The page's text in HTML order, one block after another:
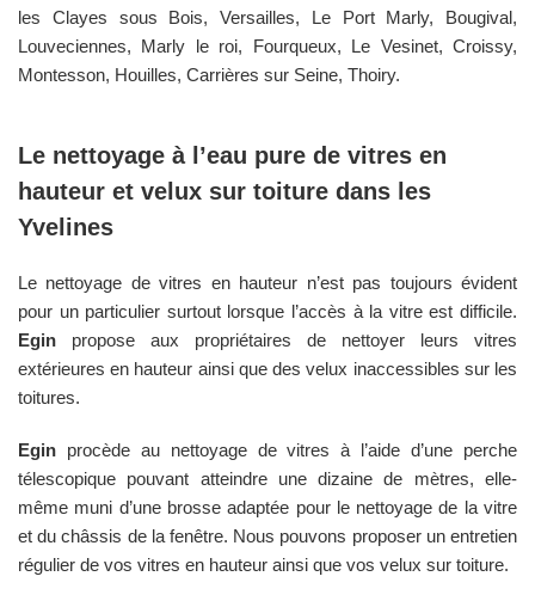
les Clayes sous Bois, Versailles, Le Port Marly, Bougival,
Louveciennes, Marly le roi, Fourqueux, Le Vesinet, Croissy,
Montesson, Houilles, Carrières sur Seine, Thoiry.
Le nettoyage à l’eau pure de vitres en
hauteur et velux sur toiture dans les
Yvelines
Le nettoyage de vitres en hauteur n’est pas toujours évident
pour un particulier surtout lorsque l’accès à la vitre est difficile.
Egin propose aux propriétaires de nettoyer leurs vitres
extérieures en hauteur ainsi que des velux inaccessibles sur les
toitures.
Egin procède au nettoyage de vitres à l’aide d’une perche
télescopique pouvant atteindre une dizaine de mètres, elle-
même muni d’une brosse adaptée pour le nettoyage de la vitre
et du châssis de la fenêtre. Nous pouvons proposer un entretien
régulier de vos vitres en hauteur ainsi que vos velux sur toiture.